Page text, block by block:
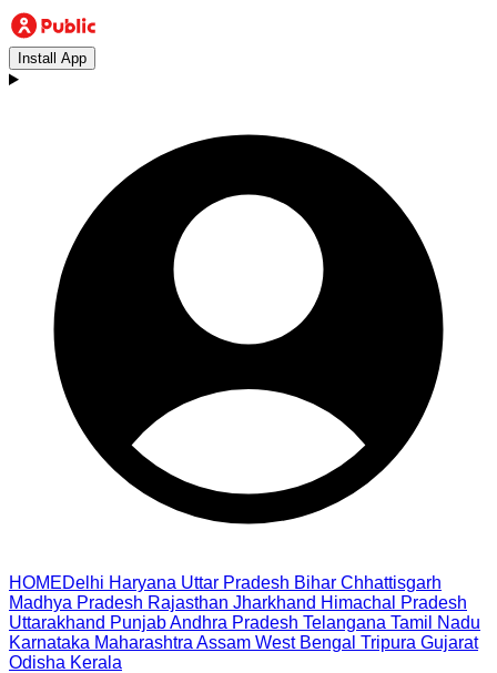
Install App
HOMEDelhi Haryana Uttar Pradesh Bihar Chhattisgarh
Madhya Pradesh Rajasthan Jharkhand Himachal Pradesh
Uttarakhand PunjabAndhra Pradesh Telangana Tamil Nadu
Karnataka Maharashtra Assam West Bengal Tripura Gujarat
Odisha Kerala